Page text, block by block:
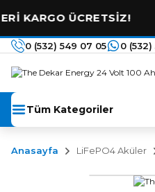
ÜCRETSİZ!
0 (532) 549 07 05 0
Tüm Kategoriler
Anasayfa LiFePO4 Aküler